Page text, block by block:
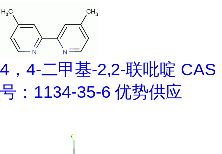
4，4-二甲基-2,2-联吡啶 CAS
号：1134-35-6 优势供应